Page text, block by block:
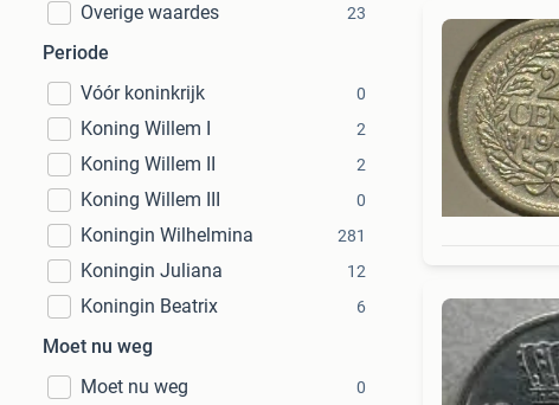
Overige waardes 23
Periode
Vóór koninkrijk
0
Koning Willem I 2
Koning Willem II 2
Koning Willem III 0
Koningin Wilhelmina 281
Koningin Juliana 12
Koningin Beatrix 6
Moet nu weg
Moet nu weg
0